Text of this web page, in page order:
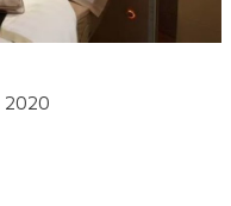
2020